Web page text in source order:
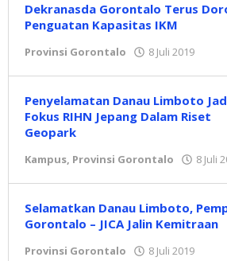
Dekranasda Gorontalo Terus
Penguatan Kapasitas IKM
Provinsi Gorontalo 8 Juli 2019
Penyelamatan Danau Limboto
Fokus RIHN Jepang Dalam Riset
Geopark
Kampus, Provinsi Gorontalo 8 Juli
Selamatkan Danau Limboto,
Gorontalo – JICA Jalin Kemitraan
Provinsi Gorontalo 8 Juli 2019